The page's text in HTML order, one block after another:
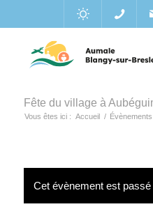
Fête du village à
Vous êtes ici : Accueil / Évènements
Cet évènement est passé